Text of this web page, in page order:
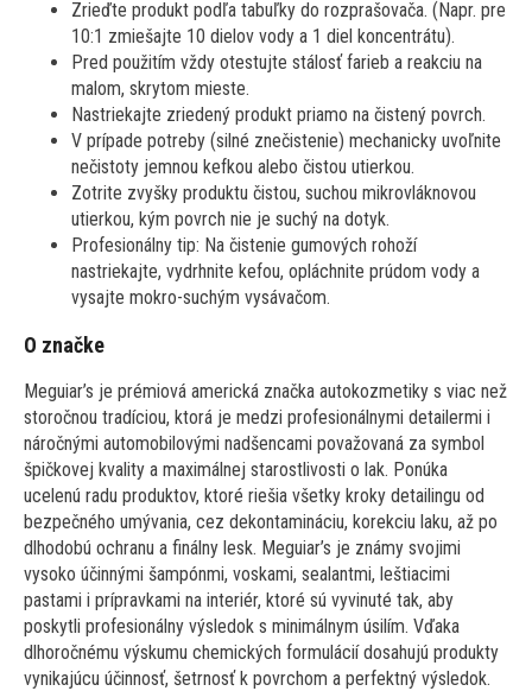
Zrieďte produkt podľa tabuľky do rozprašovača. (Napr. pre
10:1 zmiešajte 10 dielov vody a 1 diel koncentrátu).
Pred použitím vždy otestujte stálosť farieb a reakciu na
malom, skrytom mieste.
Nastriekajte zriedený produkt priamo na čistený povrch.
V prípade potreby (silné znečistenie) mechanicky uvoľnite
nečistoty jemnou kefkou alebo čistou utierkou.
Zotrite zvyšky produktu čistou, suchou mikrovláknovou
utierkou, kým povrch nie je suchý na dotyk.
Profesionálny tip: Na čistenie gumových rohoží
nastriekajte, vydrhnite kefou, opláchnite prúdom vody a
vysajte mokro-suchým vysávačom.
O značke
Meguiar’s je prémiová americká značka autokozmetiky s viac než
storočnou tradíciou, ktorá je medzi profesionálnymi detailermi i
náročnými automobilovými nadšencami považovaná za symbol
špičkovej kvality a maximálnej starostlivosti o lak. Ponúka
ucelenú radu produktov, ktoré riešia všetky kroky detailingu od
bezpečného umývania, cez dekontamináciu, korekciu laku, až po
dlhodobú ochranu a finálny lesk. Meguiar’s je známy svojimi
vysoko účinnými šampónmi, voskami, sealantmi, leštiacimi
pastami i prípravkami na interiér, ktoré sú vyvinuté tak, aby
poskytli profesionálny výsledok s minimálnym úsilím. Vďaka
dlhoročnému výskumu chemických formulácií dosahujú produkty
vynikajúcu účinnosť, šetrnosť k povrchom a perfektný výsledok.